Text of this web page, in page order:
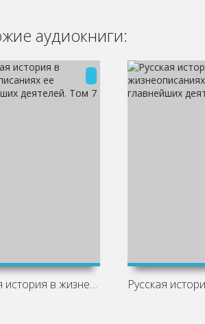
аудиокниги:
Русская история в жизнеописаниях ее